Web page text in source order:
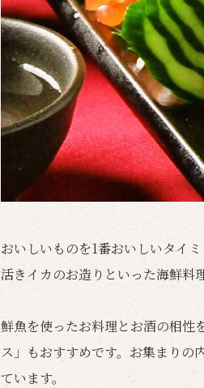
おいしいものを1番おいしいタイ
活きイカのお造りといった海鮮料
鮮魚を使ったお料理とお酒の相性
ス」もおすすめです。お集まりの
ています。